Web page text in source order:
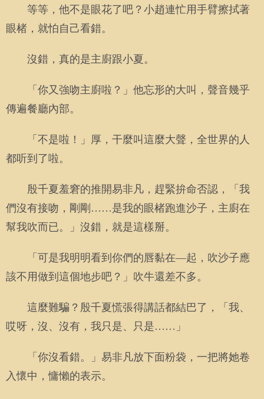
等等，他不是眼花了吧？小趙連忙用手臂擦拭著
眼楮，就怕自己看錯。
沒錯，真的是主廚跟小夏。
「你又強吻主廚啦？」他忘形的大叫，聲音幾乎
傳遍餐廳內部。
「不是啦！」厚，干麼叫這麼大聲，全世界的人
都听到了啦。
殷千夏羞窘的推開易非凡，趕緊拚命否認，「我
們沒有接吻，剛剛……是我的眼楮跑進沙子，主廚在
幫我吹而已。」沒錯，就是這樣掰。
「可是我明明看到你們的唇黏在—起，吹沙子應
該不用做到這個地步吧？」吹牛還差不多。
這麼難騙？殷千夏慌張得講話都結巴了，「我、
哎呀，沒、沒有，我只是、只是……」
「你沒看錯。」易非凡放下面粉袋，一把將她卷
入懷中，慵懶的表示。